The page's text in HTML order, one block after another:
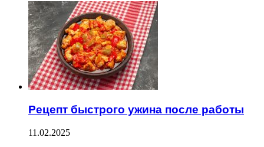
Рецепт быстрого ужина после работы
11.02.2025